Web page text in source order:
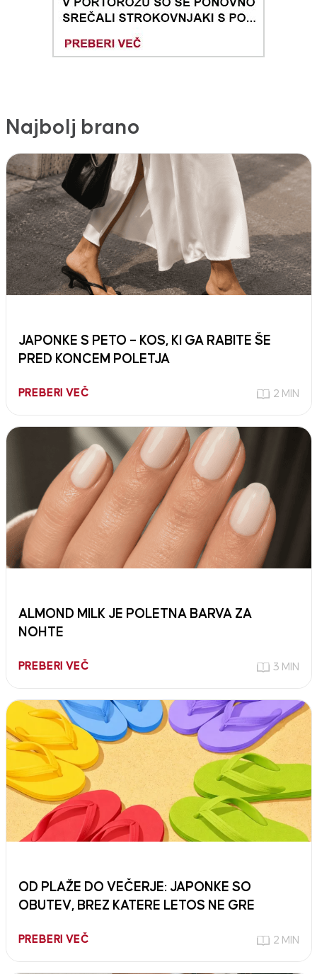
Najbolj brano
JAPONKE S PETO – KOS, KI GA RABITE ŠE
PRED KONCEM POLETJA
PREBERI VEČ 2 MIN
ALMOND MILK JE POLETNA BARVA ZA
NOHTE
PREBERI VEČ 3 MIN
OD PLAŽE DO VEČERJE: JAPONKE SO
OBUTEV, BREZ KATERE LETOS NE GRE
PREBERI VEČ 2 MIN